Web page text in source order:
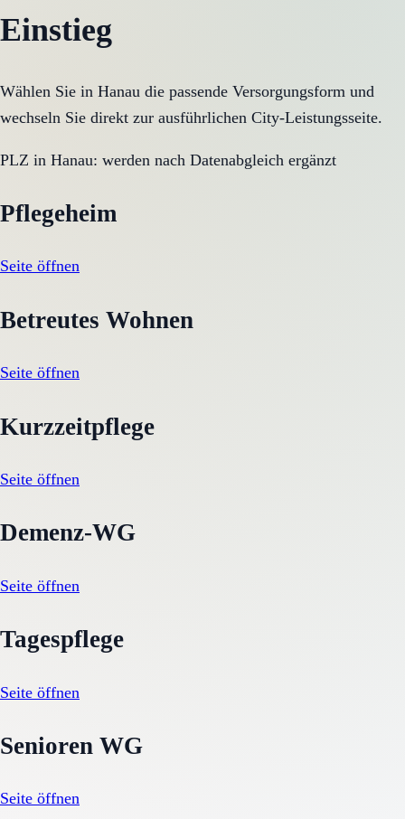
Einstieg
Wählen Sie in Hanau die passende Versorgungsform und
wechseln Sie direkt zur ausführlichen City-Leistungsseite.
PLZ in Hanau: werden nach Datenabgleich ergänzt
Pflegeheim
Seite öffnen
Betreutes Wohnen
Seite öffnen
Kurzzeitpflege
Seite öffnen
Demenz-WG
Seite öffnen
Tagespflege
Seite öffnen
Senioren WG
Seite öffnen